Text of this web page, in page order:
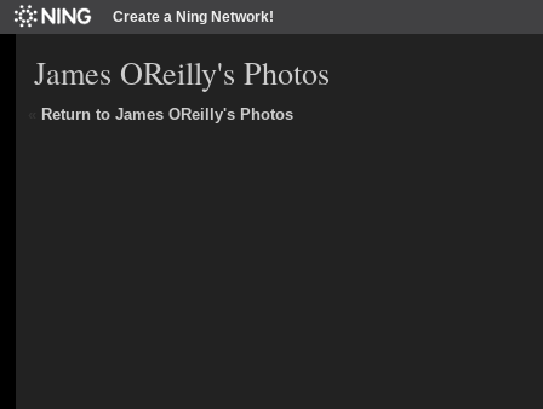
Create a Ning Network!
James OReilly's Photos
Return to James OReilly's Photos